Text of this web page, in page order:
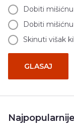
Dobiti
Dobiti
Skinuti višak
GLASAJ